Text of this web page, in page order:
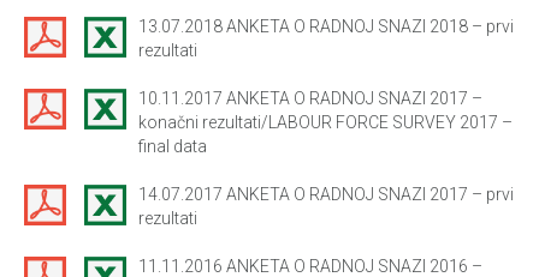
13.07.2018 ANKETA O RADNOJ SNAZI 2018 – prvi
rezultati
10.11.2017 ANKETA O RADNOJ SNAZI 2017 –
konačni rezultati/LABOUR FORCE SURVEY 2017 –
final data
14.07.2017 ANKETA O RADNOJ SNAZI 2017 – prvi
rezultati
11.11.2016 ANKETA O RADNOJ SNAZI 2016 –